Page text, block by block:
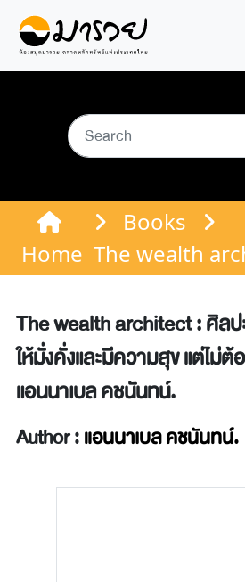
Home
Books
The wealth
The wealth architect : ศิล
ให้มั่งคั่งและมีความสุข แต่ไม่ต้
แอนนาเบล คชนันทน์.
Author :แอนนาเบล คชนันทน์.